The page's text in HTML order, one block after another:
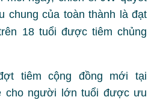
chung của toàn thành là đạt
18 tuổi được tiêm chủng
tiêm cộng đồng mới tại
cho người lớn tuổi được ưu